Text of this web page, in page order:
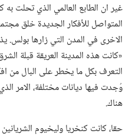
غير ان الطابع العالمي الذي تحلت به
المتواصل للأفكار الجديدة خلق
الاخرى في المدن التي زارها بولس.‏
«كانت هذه المدينة العريقة قبلة
التعرف بكل ما يخطر على البال من
وُجدت فيها ديانات مختلفة،‏ الامر
هناك.‏
حقا،‏ كانت كنخريا وليخيوم